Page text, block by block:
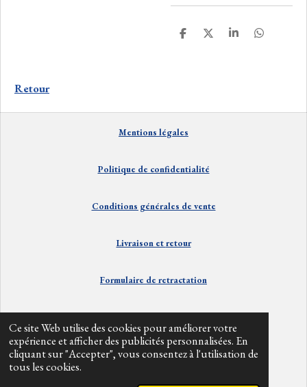
Ce site Web utilise des cookies pour améliorer votre
expérience et afficher des publicités personnalisées. En
cliquant sur "Accepter", vous consentez à l'utilisation de
tous les cookies.
P
P
P
P
Retour
Mentions légales
Politique de confidentialité
Conditions générales de vente
Livraison etretour
Formulaire de retractation
Info divers